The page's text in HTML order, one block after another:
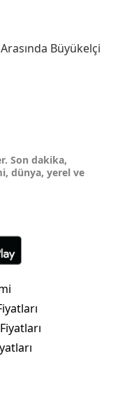
Büyükelçi
Son dakika,
dünya, yerel ve